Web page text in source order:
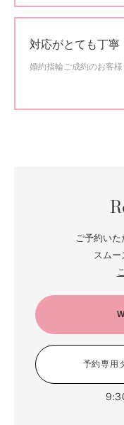
対応がとても丁寧
婚約指輪ご成約のお客
ご予約い
スムー
予約専用